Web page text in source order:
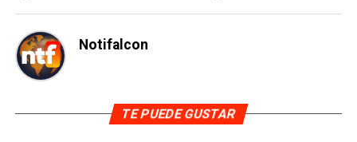
Notifalcon
TE PUEDE GUSTAR